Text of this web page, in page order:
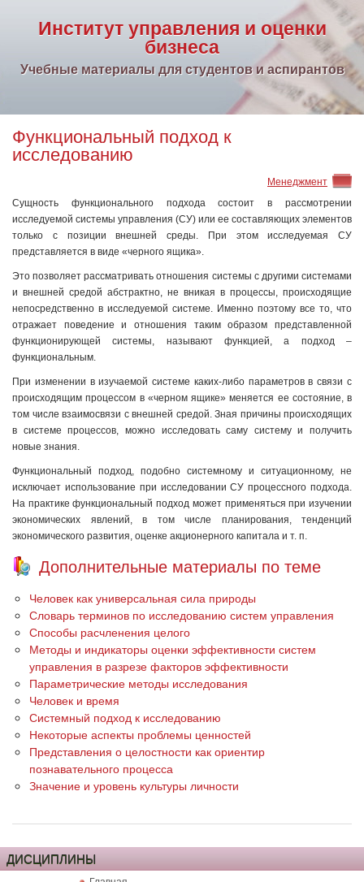
Институт управления и оценки
бизнеса
Учебные материалы для студентов и аспирантов
Функциональный подход к
исследованию
Менеджмент
Сущность функционального подхода состоит в рассмотрении
исследуемой системы управления (СУ) или ее составляющих элементов
только с позиции внешней среды. При этом исследуемая СУ
представляется в виде «черного ящика».
Это позволяет рассматривать отношения системы с другими системами
и внешней средой абстрактно, не вникая в процессы, происходящие
непосредственно в исследуемой системе. Именно поэтому все то, что
отражает поведение и отношения таким образом представленной
функционирующей системы, называют функцией, а подход –
функциональным.
При изменении в изучаемой системе каких-либо параметров в связи с
происходящим процессом в «черном ящике» меняется ее состояние, в
том числе взаимосвязи с внешней средой. Зная причины происходящих
в системе процессов, можно исследовать саму систему и получить
новые знания.
Функциональный подход, подобно системному и ситуационному, не
исключает использование при исследовании СУ процессного подхода.
На практике функциональный подход может применяться при изучении
экономических явлений, в том числе планирования, тенденций
экономического развития, оценке акционерного капитала и т. п.
Дополнительные материалы по теме
Человек как универсальная сила природы
Словарь терминов по исследованию систем управления
Способы расчленения целого
Методы и индикаторы оценки эффективности систем
управления в разрезе факторов эффективности
Параметрические методы исследования
Человек и время
Системный подход к исследованию
Некоторые аспекты проблемы ценностей
Представления о целостности как ориентир
познавательного процесса
Значение и уровень культуры личности
ДИСЦИПЛИНЫ